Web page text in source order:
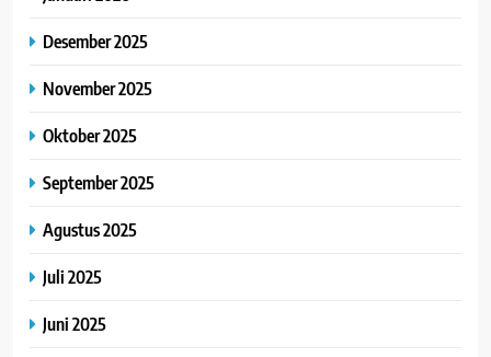
Desember 2025
November 2025
Oktober 2025
September 2025
Agustus 2025
Juli 2025
Juni 2025